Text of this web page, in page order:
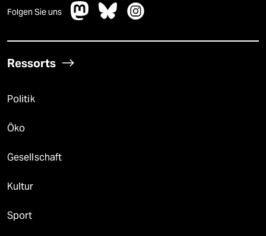
Folgen Sie uns
Ressorts
Politik
Öko
Gesellschaft
Kultur
Sport